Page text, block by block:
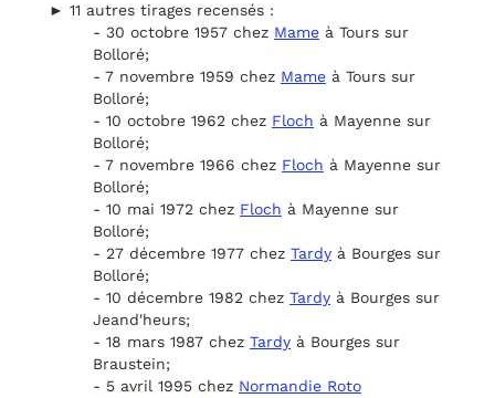
► 11 autres tirages recensés :
- 30 octobre 1957 chez Mame à Tours sur
Bolloré;
- 7 novembre 1959 chez Mame à Tours sur
Bolloré;
- 10 octobre 1962 chez Floch à Mayenne sur
Bolloré;
- 7 novembre 1966 chez Floch à Mayenne sur
Bolloré;
- 10 mai 1972 chez Floch à Mayenne sur
Bolloré;
- 27 décembre 1977 chez Tardy à Bourges sur
Bolloré;
- 10 décembre 1982 chez Tardy à Bourges sur
Jeand'heurs;
- 18 mars 1987 chez Tardy à Bourges sur
Braustein;
- 5 avril 1995 chez Normandie Roto